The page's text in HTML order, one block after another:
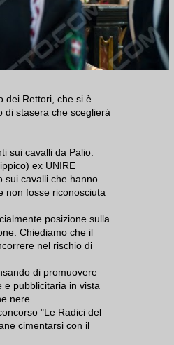
dei Rettori, che si è
di stasera che sceglierà
sui cavalli da Palio.
ex UNIRE
sui cavalli che hanno
non fosse riconosciuta
posizione sulla
Chiediamo che il
nel rischio di
di promuovere
e pubblicitaria in vista
nere.
"Le Radici del
cimentarsi con il